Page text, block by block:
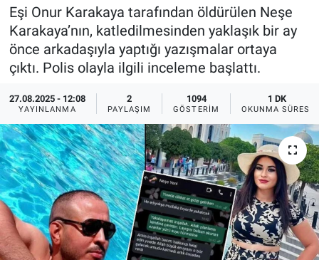
Eşi Onur Karakaya tarafından öldürülen Neşe
Karakaya’nın, katledilmesinden yaklaşık bir ay
önce arkadaşıyla yaptığı yazışmalar ortaya
çıktı. Polis olayla ilgili inceleme başlattı.
27.08.2025 - 12:08
YAYINLANMA
2
PAYLAŞIM
1094
GÖSTERIM
1 DK
OKUNMA SÜRESI
Dünya
Ege Saati
Ege'den Esintiler
Eğitim
Eğlence
Ekonomi
Forum
Spor
Yayın Akışı
İletişim
Son Dakika Haberleri
Haber Arşivi